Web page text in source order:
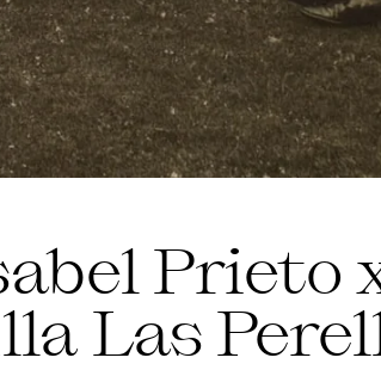
Prieto
Las